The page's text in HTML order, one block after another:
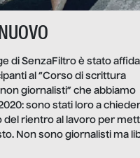
di SenzaFiltro è stato
al “Corso di scrittura
giornalisti” che abbiamo
sono stati loro a
del rientro al lavoro per
Non sono giornalisti ma